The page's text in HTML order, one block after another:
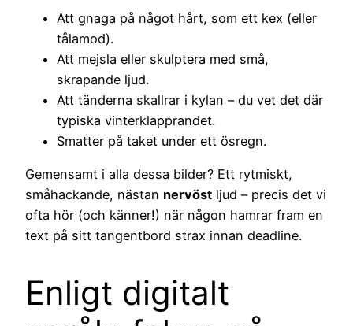
Att gnaga på något hårt, som ett kex (eller
tålamod).
Att mejsla eller skulptera med små,
skrapande ljud.
Att tänderna skallrar i kylan – du vet det där
typiska vinterklapprandet.
Smatter på taket under ett ösregn.
Gemensamt i alla dessa bilder? Ett rytmiskt,
småhackande, nästan nervöst ljud – precis det vi
ofta hör (och känner!) när någon hamrar fram en
text på sitt tangentbord strax innan deadline.
Enligt digitalt